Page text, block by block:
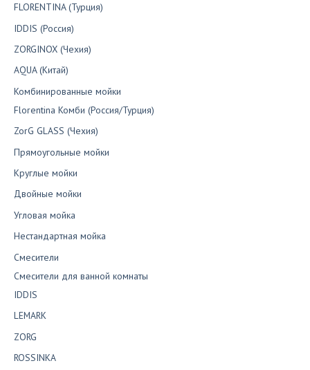
FLORENTINA (Турция)
IDDIS (Россия)
ZORGINOX (Чехия)
AQUA (Китай)
Комбинированные мойки
Florentina Комби (Россия/Турция)
ZorG GLASS (Чехия)
Прямоугольные мойки
Круглые мойки
Двойные мойки
Угловая мойка
Нестандартная мойка
Смесители
Смесители для ванной комнаты
IDDIS
LEMARK
ZORG
ROSSINKA